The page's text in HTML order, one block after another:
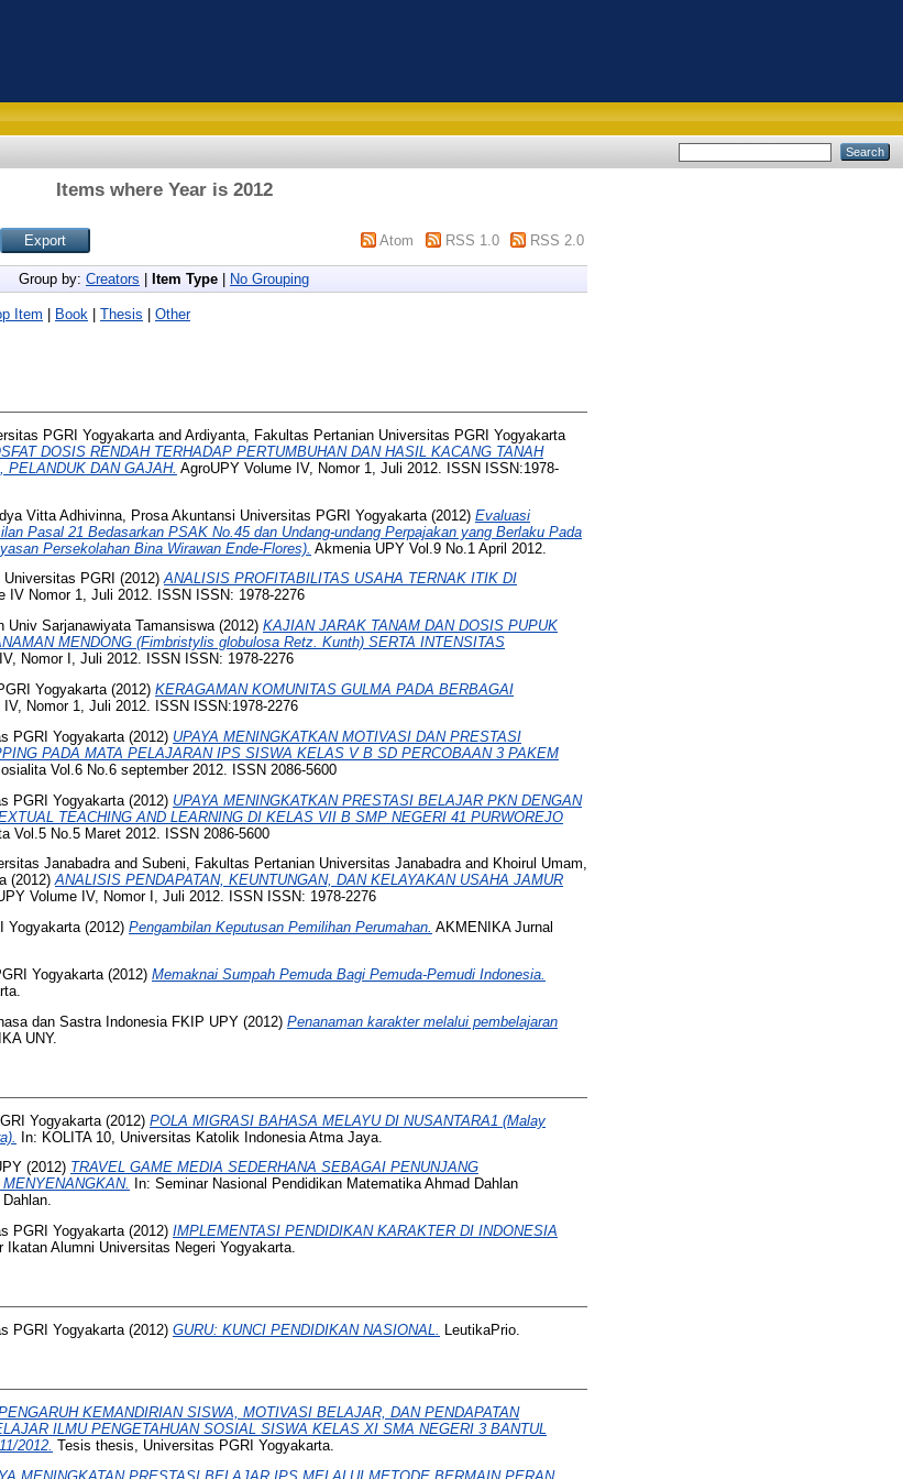
Items where Year is 2012
Atom RSS 1.0 RSS 2.0
Group by: Creators Item Type No Grouping
Item Book Thesis Other
PGRI Yogyakarta and Ardiyanta, Fakultas Pertanian Universitas PGRI Yogyakarta
DOSIS RENDAH TERHADAP PERTUMBUHAN DAN HASIL KACANG TANAH
PELANDUK DAN GAJAH. AgroUPY Volume IV, Nomor 1, Juli 2012. ISSN ISSN:1978-
Vitta Adhivinna, Prosa Akuntansi Universitas PGRI Yogyakarta (2012) Evaluasi
Pasal 21 Bedasarkan PSAK No.45 dan Undang-undang Perpajakan yang Berlaku Pada
Persekolahan Bina Wirawan Ende-Flores). Akmenia UPY Vol.9 No.1 April 2012.
PGRI (2012)ANALISIS PROFITABILITAS USAHA TERNAK ITIK DI
IV Nomor 1, Juli 2012. ISSN ISSN: 1978-2276
Univ Sarjanawiyata Tamansiswa(2012) KAJIAN JARAK TANAM DAN DOSIS PUPUK
MENDONG (Fimbristylis globulosa Retz. Kunth) SERTA INTENSITAS
Nomor I, Juli 2012. ISSN ISSN: 1978-2276
Yogyakarta (2012) KERAGAMAN KOMUNITAS GULMA PADA BERBAGAI
IV, Nomor 1, Juli 2012. ISSN ISSN:1978-2276
PGRI Yogyakarta (2012) UPAYA MENINGKATKAN MOTIVASI DAN PRESTASI
PADA MATA PELAJARAN IPS SISWA KELAS V B SD PERCOBAAN 3 PAKEM
Vol.6 No.6 september 2012. ISSN 2086-5600
PGRI Yogyakarta (2012) UPAYA MENINGKATKAN PRESTASI BELAJAR PKN DENGAN
TEACHING AND LEARNING DI KELAS VII B SMP NEGERI 41 PURWOREJO
Vol.5 No.5 Maret 2012. ISSN 2086-5600
Janabadraand Subeni, Fakultas Pertanian Universitas Janabadraand Khoirul Umam,
(2012)ANALISIS PENDAPATAN, KEUNTUNGAN, DAN KELAYAKAN USAHA JAMUR
Volume IV, Nomor I, Juli 2012. ISSN ISSN: 1978-2276
Yogyakarta(2012) Pengambilan Keputusan Pemilihan Perumahan. AKMENIKA Jurnal
Yogyakarta (2012) Memaknai Sumpah Pemuda Bagi Pemuda-Pemudi Indonesia.
dan Sastra Indonesia FKIP UPY (2012) Penanaman karakter melalui pembelajaran
IKA UNY.
Yogyakarta (2012) POLA MIGRASI BAHASA MELAYU DI NUSANTARA1 (Malay
In: KOLITA 10, Universitas Katolik Indonesia Atma Jaya.
(2012) TRAVEL GAME MEDIA SEDERHANA SEBAGAI PENUNJANG
In: Seminar Nasional Pendidikan Matematika Ahmad Dahlan
PGRI Yogyakarta(2012) IMPLEMENTASI PENDIDIKAN KARAKTER DI INDONESIA
Ikatan Alumni Universitas Negeri Yogyakarta.
PGRI Yogyakarta (2012) GURU: KUNCI PENDIDIKAN NASIONAL. LeutikaPrio.
KEMANDIRIAN SISWA, MOTIVASI BELAJAR, DAN PENDAPATAN
ILMU PENGETAHUAN SOSIAL SISWA KELAS XI SMA NEGERI 3 BANTUL
2012. Tesis thesis, Universitas PGRI Yogyakarta.